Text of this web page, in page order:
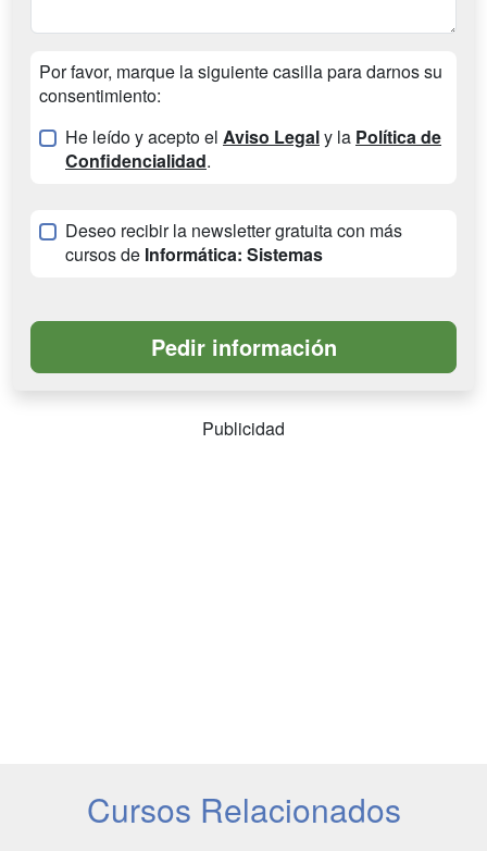
Por favor, marque la siguiente casilla para darnos su
consentimiento:
He leído y acepto el Aviso Legaly la Política de
Confidencialidad.
Deseo recibir la newsletter gratuita con más
cursos de Informática: Sistemas
Publicidad
Cursos Relacionados